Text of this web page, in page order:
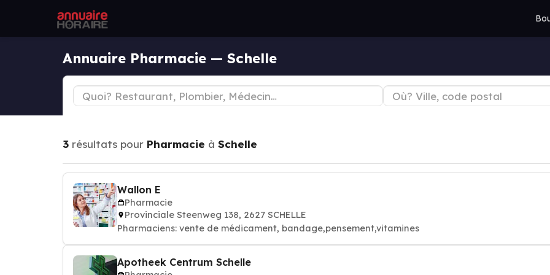
Annuaire Pharmacie — Schelle
3 résultats pour Pharmacie à Schelle
Wallon E
Pharmacie
Provinciale Steenweg 138, 2627 SCHELLE
Pharmaciens: vente de médicament, bandage,pensement,vitamines
Apotheek Centrum Schelle